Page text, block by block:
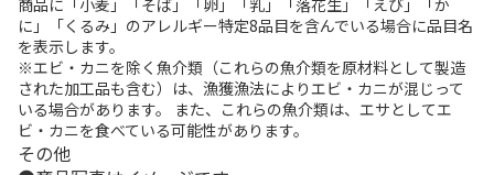
に」「くるみ」のアレルギー特定8品目を含んでいる場合に品目名
を表示します。
※エビ・カニを除く魚介類（これらの魚介類を原材料として製造
された加工品も含む）は、漁獲漁法によりエビ・カニが混じって
いる場合があります。 また、これらの魚介類は、エサとしてエ
ビ・カニを食べている可能性があります。
その他